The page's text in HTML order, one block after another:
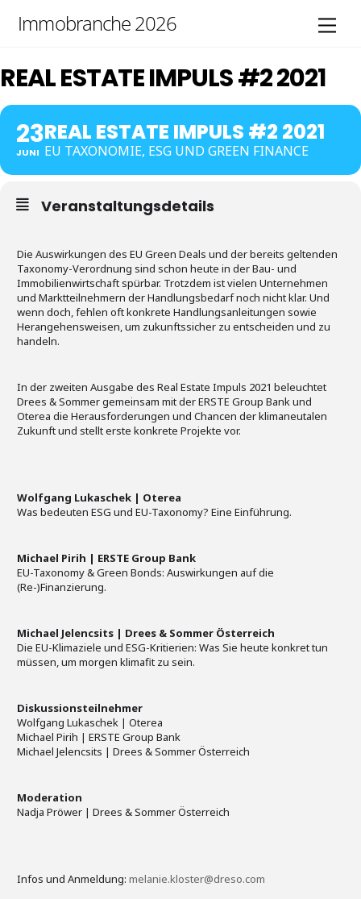
Immobranche 2026
REAL ESTATE IMPULS #2 2021
23
JUNI
REAL ESTATE IMPULS #2 2021
EU TAXONOMIE, ESG UND GREEN FINANCE
Veranstaltungsdetails
Die Auswirkungen des EU Green Deals und der bereits geltenden
Taxonomy-Verordnung sind schon heute in der Bau- und
Immobilienwirtschaft spürbar. Trotzdem ist vielen Unternehmen
und Marktteilnehmern der Handlungsbedarf noch nicht klar. Und
wenn doch, fehlen oft konkrete Handlungsanleitungen sowie
Herangehensweisen, um zukunftssicher zu entscheiden und zu
handeln.
In der zweiten Ausgabe des Real Estate Impuls 2021 beleuchtet
Drees & Sommer gemeinsam mit der ERSTE Group Bank und
Oterea die Herausforderungen und Chancen der klimaneutalen
Zukunft und stellt erste konkrete Projekte vor.
Wolfgang Lukaschek | Oterea
Was bedeuten ESG und EU-Taxonomy? Eine Einführung.
Michael Pirih | ERSTE Group Bank
EU-Taxonomy & Green Bonds: Auswirkungen auf die
(Re-)Finanzierung.
Michael Jelencsits | Drees & Sommer Österreich
Die EU-Klimaziele und ESG-Kritierien: Was Sie heute konkret tun
müssen, um morgen klimafit zu sein.
Diskussionsteilnehmer
Wolfgang Lukaschek | Oterea
Michael Pirih | ERSTE Group Bank
Michael Jelencsits | Drees & Sommer Österreich
Moderation
Nadja Pröwer | Drees & Sommer Österreich
Infos und Anmeldung: melanie.kloster@dreso.com